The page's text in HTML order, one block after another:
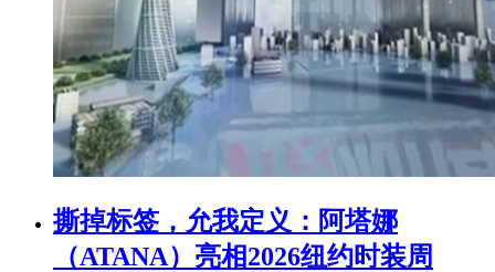
撕掉标签，允我定义：阿塔娜
（ATANA）亮相2026纽约时装周